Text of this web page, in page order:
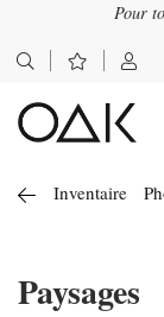
Pour
Rechercher :
Inventaire
Paysages